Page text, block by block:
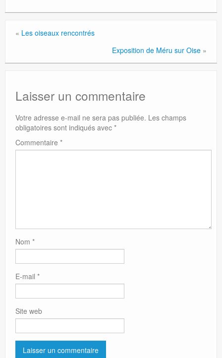
« Les oiseaux rencontrés
Exposition de Méru sur Oise »
Laisser un commentaire
Votre adresse e-mail ne sera pas publiée. Les champs
obligatoires sont indiqués avec *
Commentaire *
Nom *
E-mail *
Site web